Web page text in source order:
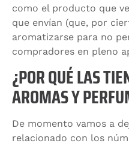
como el producto que
que envían (que, por
aromatizarse para no
compradores en pleno
¿POR QUÉ LAS
AROMAS Y
De momento vamos a
relacionado con los